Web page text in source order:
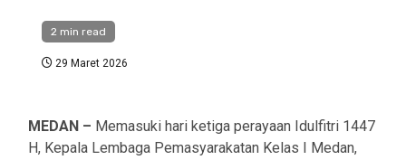
2 min read
29 Maret 2026
MEDAN – Memasuki hari ketiga perayaan Idulfitri 1447
H, Kepala Lembaga Pemasyarakatan Kelas I Medan,